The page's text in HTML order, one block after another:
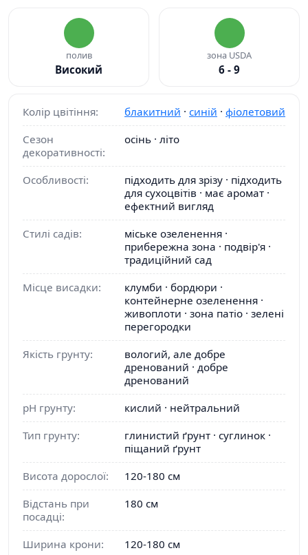
полив
Високий
зона USDA
6 - 9
Колір цвітіння: блакитний · синій · фіолетовий
Сезон
декоративності:
осінь · літо
Особливості:
підходить для зрізу · підходить
для сухоцвітів · має аромат ·
ефектний вигляд
Стилі садів:
міське озеленення ·
прибережна зона · подвір'я ·
традиційний сад
Місце висадки:
клумби · бордюри ·
контейнерне озеленення ·
живоплоти · зона патіо · зелені
перегородки
Якість грунту:
вологий, але добре
дренований · добре
дренований
pH грунту:
кислий · нейтральний
Тип грунту:
глинистий ґрунт · суглинок ·
піщаний ґрунт
Висота дорослої:
120-180 см
Відстань при
посадці:
180 см
Ширина крони:
120-180 см